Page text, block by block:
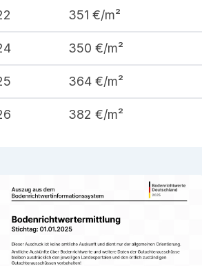
351 €/m²
350 €/m²
364 €/m²
382 €/m²